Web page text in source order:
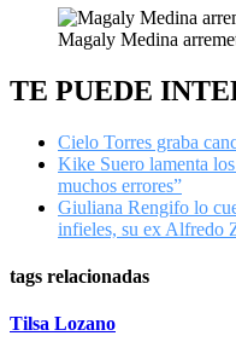
Magaly Medina
TE PUEDE
Cielo Torres graba
Kike Suero lamenta
muchos errores”
Giuliana Rengifo lo
infieles, su ex Alfredo
tags relacionadas
Tilsa Lozano